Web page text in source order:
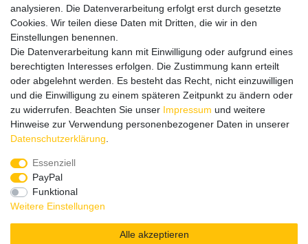
Wir verschicken klimaneutral mit DPD
Zahlungsmethoden
Zusätzlich stehen SEPA
Kreditkartewie VISA oder MasterCard,
analysieren. Die Datenverarbeitung erfolgt erst durch gesetzte
Cookies. Wir teilen diese Daten mit Dritten, die wir in den
Einstellungen benennen.
Die Datenverarbeitung kann mit Einwilligung oder aufgrund eines
berechtigten Interesses erfolgen. Die Zustimmung kann erteilt
oder abgelehnt werden. Es besteht das Recht, nicht einzuwilligen
und die Einwilligung zu einem späteren Zeitpunkt zu ändern oder
zu widerrufen. Beachten Sie unser Impressum und weitere
Hinweise zur Verwendung personenbezogener Daten in unserer
Daten­schutz­erklärung
Essenziell
PayPal
Funktional
Weitere Einstellungen
Alle akzeptieren